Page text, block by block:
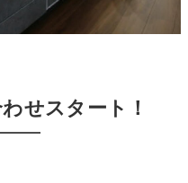
せスタート！